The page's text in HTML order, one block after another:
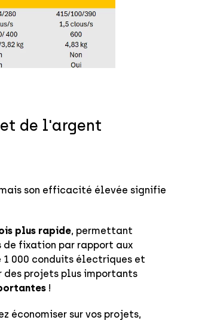
de l'argent
son efficacité élevée signifie
plus rapide, permettant
de fixation par rapport aux
000 conduits électriques et
des projets plus importants
!
économiser sur vos projets,